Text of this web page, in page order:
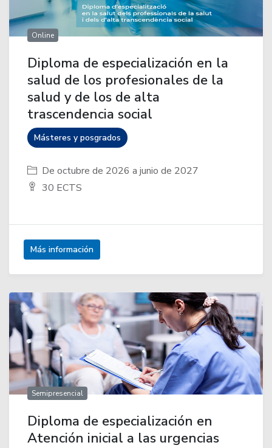
Online
Diploma de especialización en la
salud de los profesionales de la
salud y de los de alta
trascendencia social
Másteres y posgrados
De octubre de 2026 a junio de 2027
30 ECTS
Más información
Semipresencial
Diploma de especialización en
Atención inicial a las urgencias